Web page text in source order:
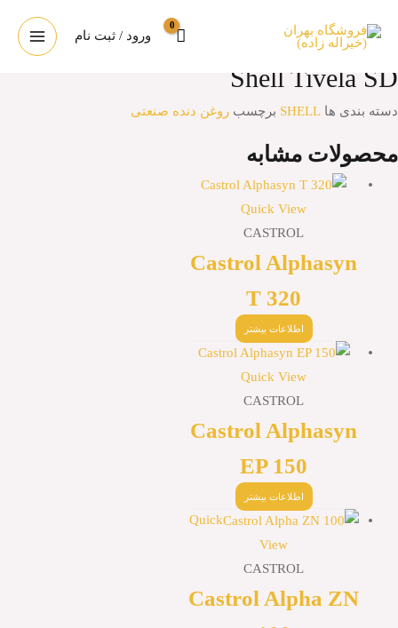
ورود / ثبت نام
Shell Tivela SD
Shell Tivela SD
دسته بندی ها SHELL برچسب روغن دنده صنعتی
محصولات مشابه
Quick View
CASTROL
Castrol Alphasyn
T 320
اطلاعات بیشتر
Quick View
CASTROL
Castrol Alphasyn
EP 150
اطلاعات بیشتر
Quick
View
CASTROL
Castrol Alpha ZN